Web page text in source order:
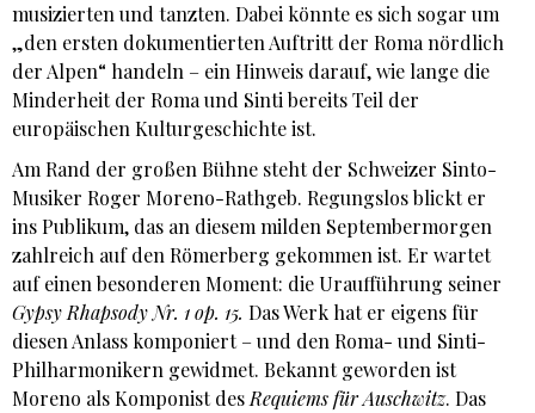
musizierten und tanzten. Dabei könnte es sich sogar um
„den ersten dokumentierten Auftritt der Roma nördlich
der Alpen“ handeln – ein Hinweis darauf, wie lange die
Minderheit der Roma und Sinti bereits Teil der
europäischen Kulturgeschichte ist.
Am Rand der großen Bühne steht der Schweizer Sinto-
Musiker Roger Moreno-Rathgeb. Regungslos blickt er
ins Publikum, das an diesem milden Septembermorgen
zahlreich auf den Römerberg gekommen ist. Er wartet
auf einen besonderen Moment: die Uraufführung seiner
Gypsy Rhapsody Nr. 1 op. 15. Das Werk hat er eigens für
diesen Anlass komponiert – und den Roma- und Sinti-
Philharmonikern gewidmet. Bekannt geworden ist
Moreno als Komponist desRequiems für Auschwitz. Das